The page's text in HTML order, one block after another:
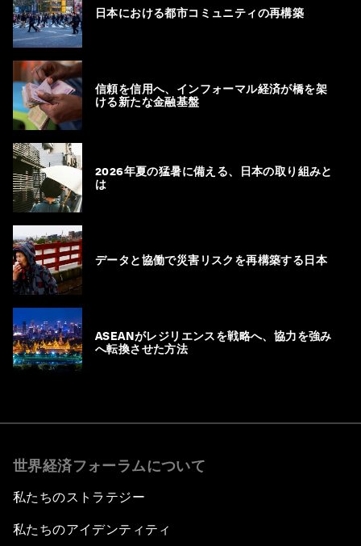
日本における都市コミュニティの再構築
信頼を信用へ、インフォーマル経済が橋を架
ける新たな金融基盤
2026年夏の猛暑に備える、日本の取り組みと
は
データと協働で災害リスクを再構築する日本
ASEANがレジリエンスを戦略へ、協力を強み
へ転換させた方法
世界経済フォーラムについて
私たちのストラテジー
私たちのアイデンティティ